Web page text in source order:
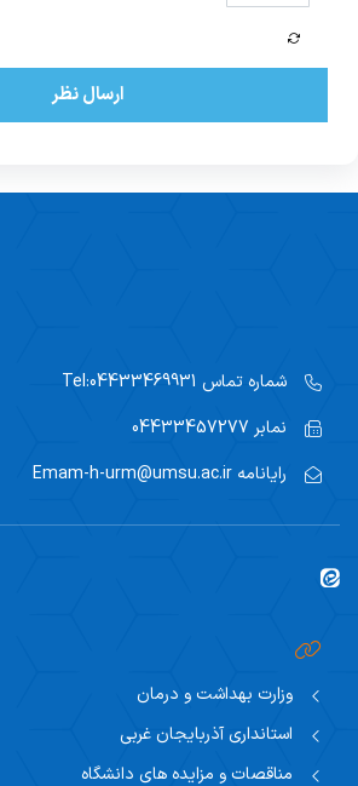
ارسال نظر
شماره تماس
نمابر
رایانامه
وزارت بهداشت و درمان
استانداری آذربایجان غربی
مناقصات و مزایده های دانشگاه